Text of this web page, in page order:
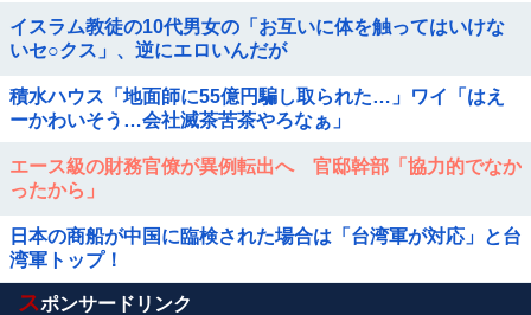
イスラム教徒の10代男女の「お互いに体を触ってはいけな
いセ○クス」、逆にエロいんだが
積水ハウス「地面師に55億円騙し取られた…」ワイ「はえ
ーかわいそう…会社滅茶苦茶やろなぁ」
エース級の財務官僚が異例転出へ 官邸幹部「協力的でなか
ったから」
日本の商船が中国に臨検された場合は「台湾軍が対応」と台
湾軍トップ！
Powered by livedoor 相互RSS
スポンサードリンク